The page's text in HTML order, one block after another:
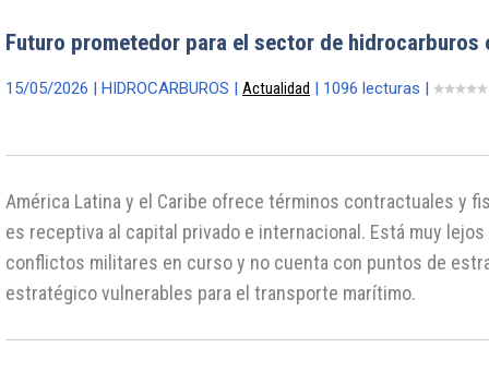
Futuro prometedor para el sector de hidrocarburos
15/05/2026 | HIDROCARBUROS | Actualidad | 1096 lecturas |
América Latina y el Caribe ofrece términos contractuales y
es receptiva al capital privado e internacional. Está muy
conflictos militares en curso y no cuenta con puntos de
estratégico vulnerables para el transporte marítimo.